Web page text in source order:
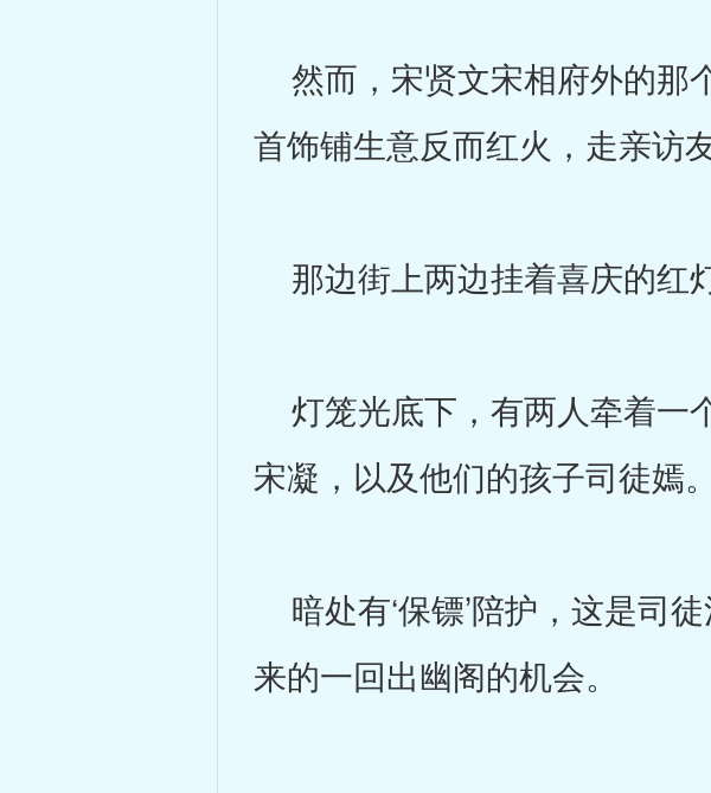
然而，宋贤文宋相府外的那
首饰铺生意反而红火，走亲访
那边街上两边挂着喜庆的红
灯笼光底下，有两人牵着一
宋凝，以及他们的孩子司徒嫣。
暗处有‘保镖’陪护，这是司
来的一回出幽阁的机会。